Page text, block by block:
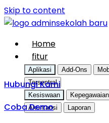
Skip to content
Home
fitur
Aplikasi Add-Ons
Tersentral
Kesiswaan
Kepegawaian
Akuntansi
Laporan
Hubungi Kami
Coba Demo